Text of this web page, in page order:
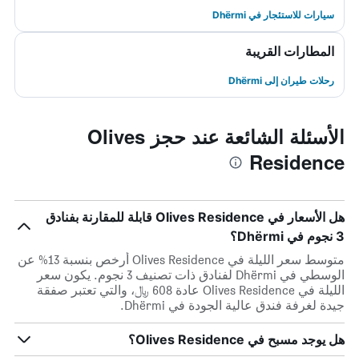
سيارات للاستئجار في Dhërmi
المطارات القريبة
رحلات طيران إلى Dhërmi
الأسئلة الشائعة عند حجز Olives
Residence
هل الأسعار في Olives Residence قابلة للمقارنة بفنادق
3 نجوم في Dhërmi؟
متوسط سعر الليلة في Olives Residence أرخص بنسبة 13% عن
الوسطي في Dhërmi لفنادق ذات تصنيف 3 نجوم. يكون سعر
الليلة في Olives Residence عادة 608 ﷼، والتي تعتبر صفقة
جيدة لغرفة فندق عالية الجودة في Dhërmi.
هل يوجد مسبح في Olives Residence؟